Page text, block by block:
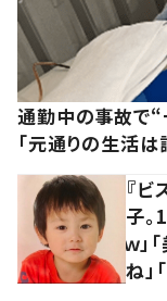
通勤中の事故で
「元通りの生活
『
子
ｗ」
ね」